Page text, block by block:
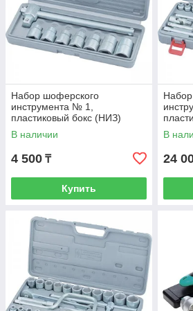
Набор шоферского
инструмента № 1,
пластиковый бокс (НИЗ)
Россия
В наличии
4 500 ₸
Купить
Россия
В
24